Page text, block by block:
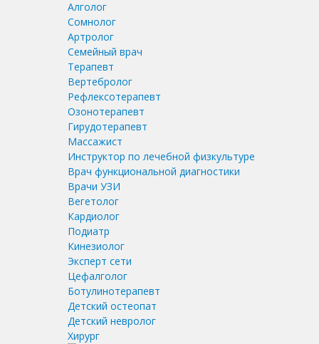
Алголог
Сомнолог
Артролог
Семейный врач
Терапевт
Вертебролог
Рефлексотерапевт
Озонотерапевт
Гирудотерапевт
Массажист
Инструктор по лечебной физкультуре
Врач функциональной диагностики
Врачи УЗИ
Вегетолог
Кардиолог
Подиатр
Кинезиолог
Эксперт сети
Цефалголог
Ботулинотерапевт
Детский остеопат
Детский невролог
Хирург